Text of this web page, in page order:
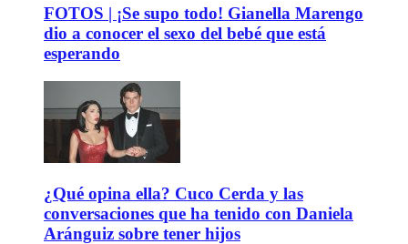
FOTOS | ¡Se supo todo! Gianella Marengo
dio a conocer el sexo del bebé que está
esperando
¿Qué opina ella? Cuco Cerda y las
conversaciones que ha tenido con Daniela
Aránguiz sobre tener hijos